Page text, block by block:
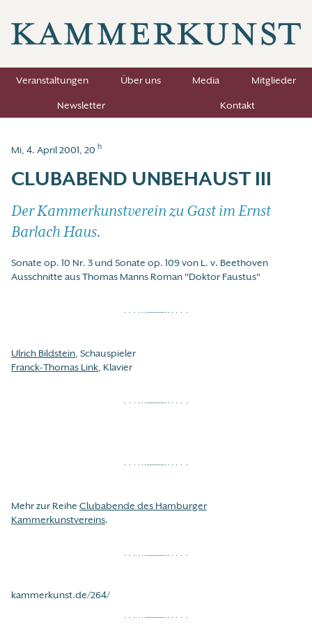
Veranstaltungen Über uns Media
Mitglieder
Newsletter
Kontakt
Mi, 4. April 2001, 20 h
CLUBABEND UNBEHAUST III
Der Kammerkunstverein zu Gast im Ernst
Barlach Haus.
Sonate op. 10 Nr. 3 und Sonate op. 109 von L. v. Beethoven
Ausschnitte aus Thomas Manns Roman "Doktor Faustus"
Ulrich Bildstein, Schauspieler
Franck-Thomas Link, Klavier
Mehr zur Reihe Clubabende des Hamburger
Kammerkunstvereins.
kammerkunst.de/264/